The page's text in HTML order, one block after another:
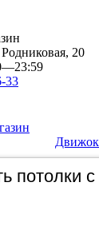
20
33
Движок
потолки